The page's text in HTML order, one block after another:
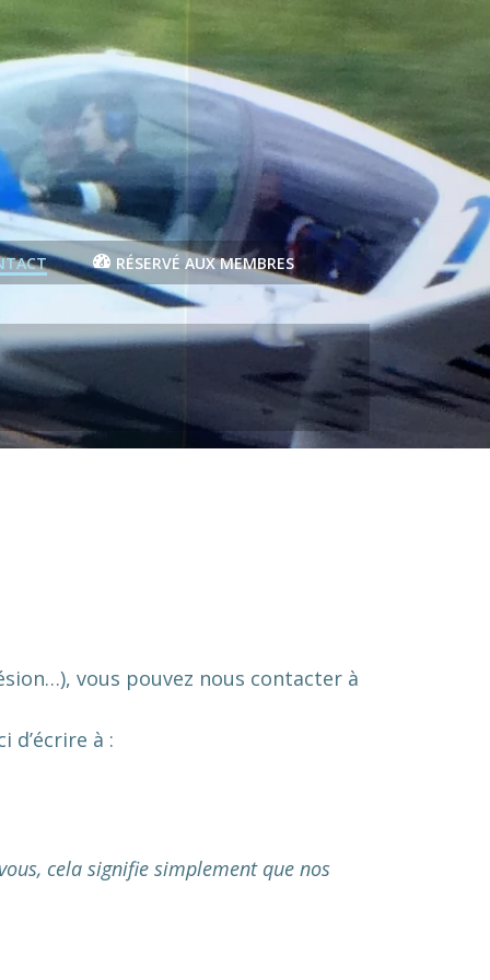
RÉSERVÉ AUX MEMBRES
vous pouvez nous contacter à
d’écrire à :
cela signifie simplement que nos